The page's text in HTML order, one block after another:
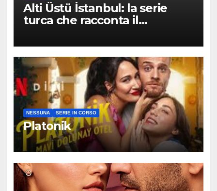
Alti Üstü İstanbul: la serie
turca che racconta il
per caso
NESSUNA SERIE IN CORSO
Platonik